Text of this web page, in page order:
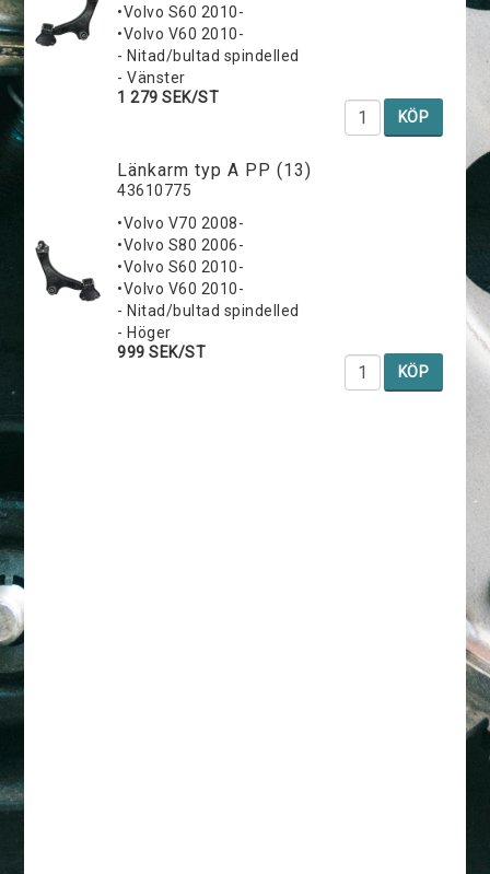
•Volvo S60 2010-
•Volvo V60 2010-
- Nitad/bultad spindelled
- Vänster
1 279 SEK/ST
KÖP
Länkarm typ A PP (13)
43610775
•Volvo V70 2008-
•Volvo S80 2006-
•Volvo S60 2010-
•Volvo V60 2010-
- Nitad/bultad spindelled
- Höger
999 SEK/ST
KÖP